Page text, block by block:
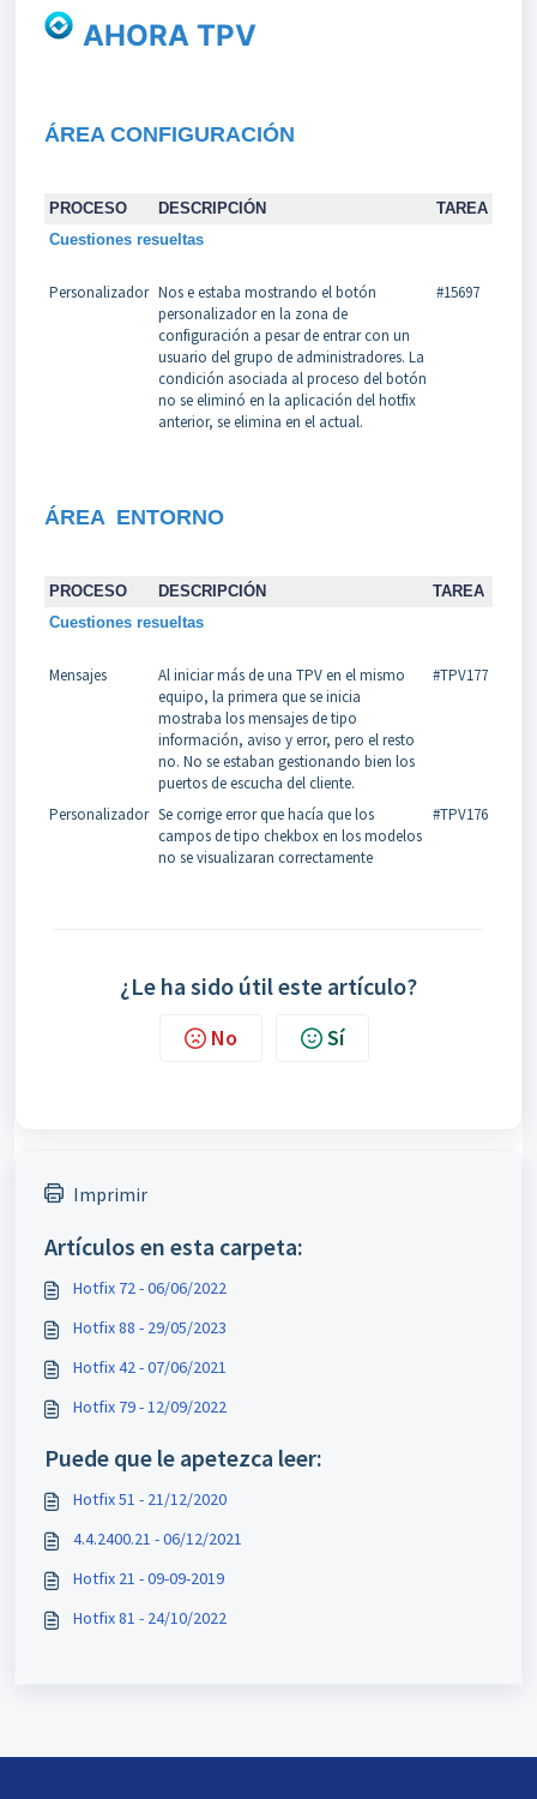
AHORA TPV
ÁREA CONFIGURACIÓN
PROCESO DESCRIPCIÓN
TAREA
Cuestiones resueltas
Personalizador Nos e estaba mostrando el botón
personalizador en la zona de
configuración a pesar de entrar con un
usuario del grupo de administradores. La
condición asociada al proceso del botón
no se eliminó en la aplicación del hotfix
anterior, se elimina en el actual.
#15697
ÁREA ENTORNO
PROCESO DESCRIPCIÓN
TAREA
Cuestiones resueltas
Mensajes
Al iniciar más de una TPV en el mismo
equipo, la primera que se inicia
mostraba los mensajes de tipo
información, aviso y error, pero el resto
no. No se estaban gestionando bien los
puertos de escucha del cliente.
#TPV177
Personalizador Se corrige error que hacía que los
campos de tipo chekbox en los modelos
no se visualizaran correctamente
#TPV176
¿Le ha sido útil este artículo?
No Sí
Imprimir
Artículos en esta carpeta:
Hotfix 72 - 06/06/2022
Hotfix 88 - 29/05/2023
Hotfix 42 - 07/06/2021
Hotfix 79 - 12/09/2022
Puede que le apetezca leer:
Hotfix 51 - 21/12/2020
4.4.2400.21 - 06/12/2021
Hotfix 21 - 09-09-2019
Hotfix 81 - 24/10/2022